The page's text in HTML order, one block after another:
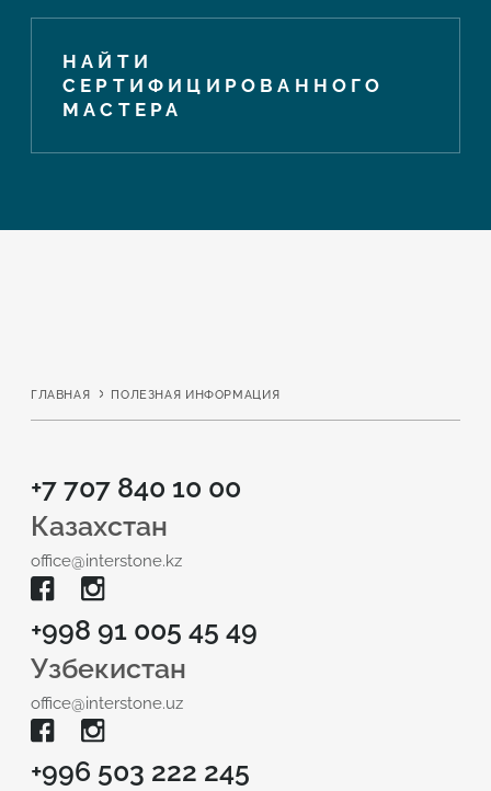
НАЙТИ
СЕРТИФИЦИРОВАННОГО
МАСТЕРА
ГЛАВНАЯ ПОЛЕЗНАЯ ИНФОРМАЦИЯ
+7 707 840 10 00
Казахстан
office@interstone.kz
+998 91 005 45 49
Узбекистан
office@interstone.uz
+996 503 222 245